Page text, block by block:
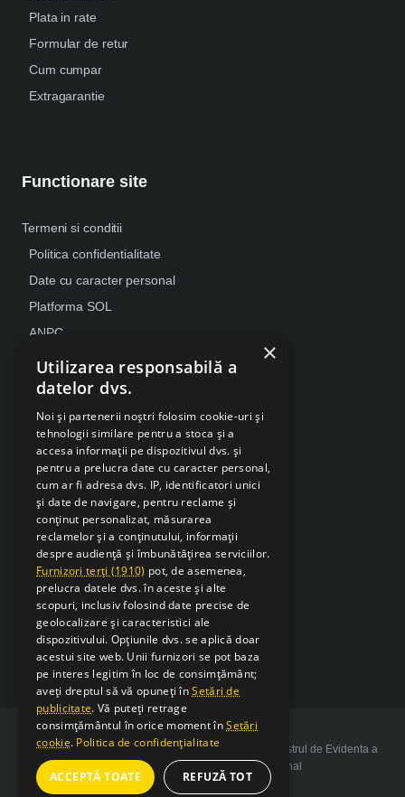
Plata in rate
Formular de retur
Cum cumpar
Extragarantie
Functionare site
Termeni si conditii
Politica confidentialitate
Date cu caracter personal
Platforma SOL
ANPC
Despre Cookies
Retragere din contract
Copyright 2026 SarcSudex.ro Website inscris in Registrul de Evidenta a
Prelucrarii de Date cu Caracter Personal
×
Utilizarea responsabilă a
datelor dvs.
Noi și partenerii noștri folosim cookie-uri și
tehnologii similare pentru a stoca și a
accesa informații pe dispozitivul dvs. și
pentru a prelucra date cu caracter personal,
cum ar fi adresa dvs. IP, identificatori unici
și date de navigare, pentru reclame și
conținut personalizat, măsurarea
reclamelor și a conținutului, informații
despre audiență și îmbunătățirea serviciilor.
Furnizori terți (1910) pot, de asemenea,
prelucra datele dvs. în aceste și alte
scopuri, inclusiv folosind date precise de
geolocalizare și caracteristici ale
dispozitivului. Opțiunile dvs. se aplică doar
acestui site web. Unii furnizori se pot baza
pe interes legitim în loc de consimțământ;
aveți dreptul să vă opuneți înSetări de
publicitate. Vă puteți retrage
consimțământul în orice moment înSetări
cookie. Politica de confidențialitate
ACCEPTĂ TOATE REFUZĂ TOT